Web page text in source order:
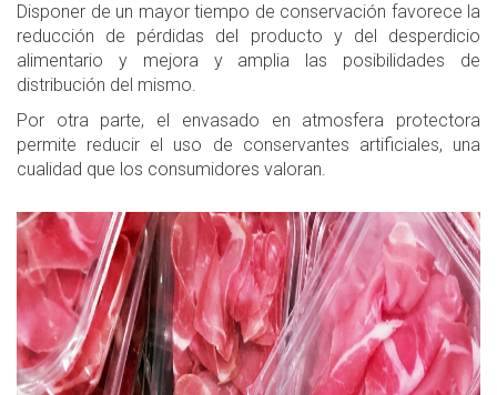
Disponer de un mayor tiempo de conservación favorece la
reducción de pérdidas del producto y del desperdicio
alimentario y mejora y amplia las posibilidades de
distribución del mismo.
Por otra parte, el envasado en atmosfera protectora
permite reducir el uso de conservantes artificiales, una
cualidad que los consumidores valoran.